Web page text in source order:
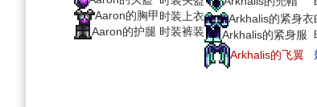
Aaron的胸甲时装上衣
Aaron的护腿 时装裤装
Arkhalis的紧身衣
Arkhalis的紧身服
Arkhalis的飞翼